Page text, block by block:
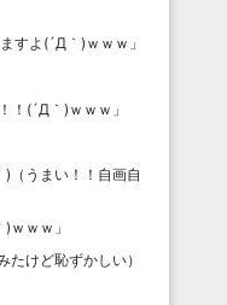
すよ(´Д｀)ｗｗｗ 」
！(´Д｀)ｗｗｗ 」
（うまい！！自画自
)ｗｗｗ 」
けど恥ずかしい）